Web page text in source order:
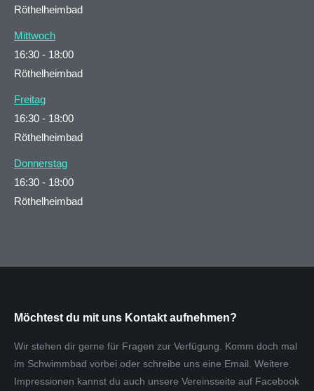
Röthelheimbad
Mittwoch
16:30 - 18:00
Röthelheimbad
Freitag
16:30 - 18:00
Röthelheimbad
Donnerstag
16:30 - 18:00
Röthelheimbad
Möchtest du mit uns Kontakt aufnehmen?
Wir stehen dir gerne für Fragen zur Verfügung. Komm doch mal
im Schwimmbad vorbei oder schreibe uns eine Email. Weitere
Impressionen kannst du auch unsere Vereinsseite auf Facebook